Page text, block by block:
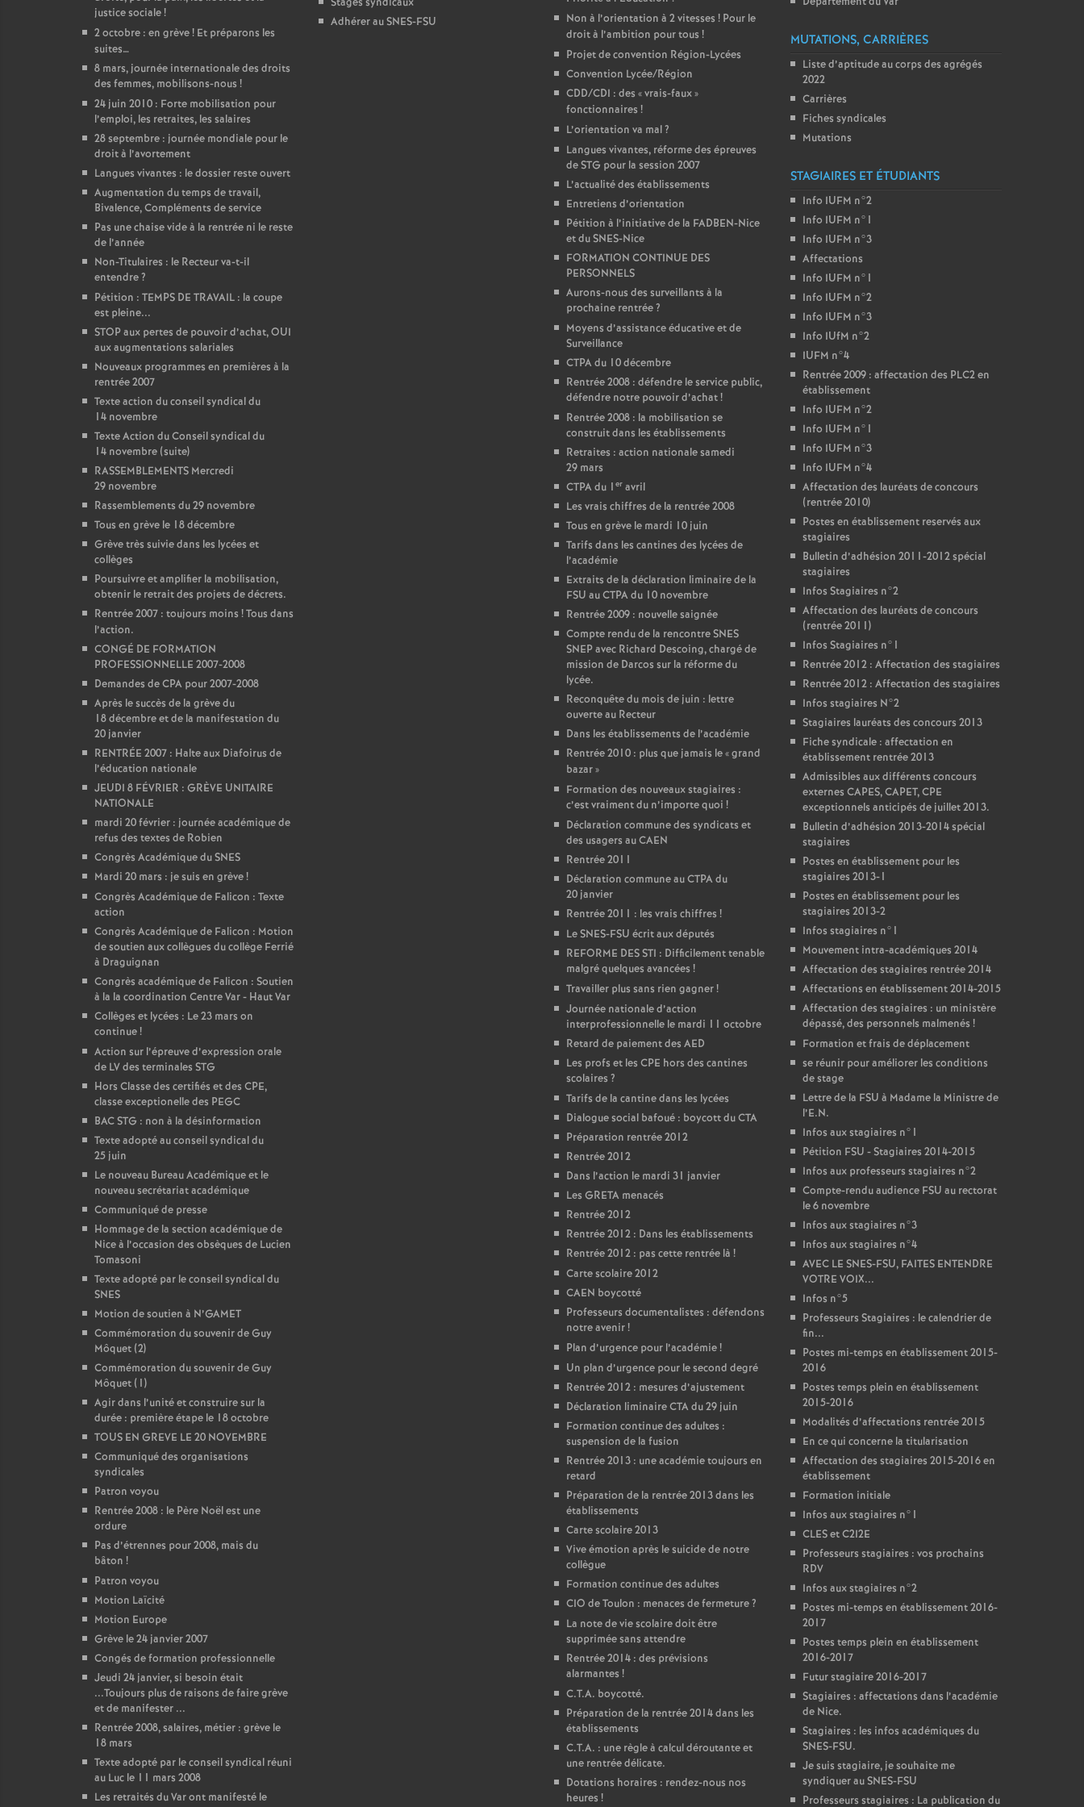
justice sociale!
2 octobre : en grève! Et préparons les
suites…
8 mars, journée internationale des droits
des femmes, mobilisons-nous !
24 juin 2010 : Forte mobilisation pour
l’emploi, les retraites, les salaires
28 septembre : journée mondiale pour le
droit à l’avortement
Langues vivantes : le dossier reste ouvert
Augmentation du temps de travail,
Bivalence, Compléments de service
Pas une chaise vide à la rentrée ni le reste
de l’année
Non-Titulaires : le Recteur va-t-il
entendre?
Pétition : TEMPS DE TRAVAIL : la coupe
est pleine...
STOP aux pertes de pouvoir d’achat, OUI
aux augmentations salariales
Nouveaux programmes en premières à la
rentrée 2007
Texte action du conseil syndical du
14 novembre
Texte Action du Conseil syndical du
14 novembre (suite)
RASSEMBLEMENTS Mercredi
29 novembre
Rassemblements du 29 novembre
Tous en grève le 18 décembre
Grève très suivie dans les lycées et
collèges
Poursuivre et amplifier la mobilisation,
obtenir le retrait des projets de décrets.
Rentrée 2007 : toujours moins ! Tous dans
l’action.
CONGÉ DE FORMATION
PROFESSIONNELLE 2007-2008
Demandes de CPA pour 2007-2008
Après le succès de la grève du
18 décembre et de la manifestation du
20 janvier
RENTRÉE 2007 : Halte aux Diafoirus de
l’éducation nationale
JEUDI 8 FÉVRIER : GRÈVE UNITAIRE
NATIONALE
mardi 20 février : journée académique de
refus des textes de Robien
Congrès Académique du SNES
Mardi 20 mars : je suis en grève!
Congrès Académique de Falicon : Texte
action
Congrès Académique de Falicon : Motion
de soutien aux collègues du collège Ferrié
à Draguignan
Congrès académique de Falicon : Soutien
à la la coordination Centre Var - Haut Var
Collèges et lycées : Le 23 mars on
continue!
Action sur l’épreuve d’expression orale
de LV des terminales STG
Hors Classe des certifiés et des CPE,
classe exceptionelle des PEGC
BAC STG : non à la désinformation
Texte adopté au conseil syndical du
25 juin
Le nouveau Bureau Académique et le
nouveau secrétariat académique
Communiqué de presse
Hommage de la section académique de
Nice à l’occasion des obsèques de Lucien
Tomasoni
Texte adopté par le conseil syndical du
SNES
Motion de soutien à N’GAMET
Commémoration du souvenir de Guy
Môquet (2)
Commémoration du souvenir de Guy
Môquet (1)
Agir dans l’unité et construire sur la
durée : première étape le 18 octobre
TOUS EN GREVE LE 20 NOVEMBRE
Communiqué des organisations
syndicales
Patron voyou
Rentrée 2008 : le Père Noël est une
ordure
Pas d’étrennes pour 2008, mais du
bâton !
Patron voyou
Motion Laïcité
Motion Europe
Grève le 24 janvier 2007
Congés de formation professionnelle
Jeudi 24 janvier, si besoin était
...Toujours plus de raisons de faire grève
et de manifester ...
Rentrée 2008, salaires, métier : grève le
18 mars
Texte adopté par le conseil syndical réuni
au Luc le 11 mars 2008
Les retraités du Var ont manifesté le
Adhérer au SNES-FSU
Non à l’orientation à 2 vitesses ! Pour le
droit à l’ambition pour tous !
Projet de convention Région-Lycées
Convention Lycée/Région
CDD/CDI : des «vrais-faux»
fonctionnaires !
L’orientation va mal?
Langues vivantes, réforme des épreuves
de STG pour la session 2007
L’actualité des établissements
Entretiens d’orientation
Pétition à l’initiative de la FADBEN-Nice
et du SNES-Nice
FORMATION CONTINUE DES
PERSONNELS
Aurons-nous des surveillants à la
prochaine rentrée?
Moyens d’assistance éducative et de
Surveillance
CTPA du 10 décembre
Rentrée 2008 : défendre le service public,
défendre notre pouvoir d’achat!
Rentrée 2008 : la mobilisation se
construit dans les établissements
Retraites : action nationale samedi
29 mars
CTPA du 1 er avril
Les vrais chiffres de la rentrée 2008
Tous en grève le mardi 10 juin
Tarifs dans les cantines des lycées de
l’académie
Extraits de la déclaration liminaire de la
FSU au CTPA du 10 novembre
Rentrée 2009 : nouvelle saignée
Compte rendu de la rencontre SNES
SNEP avec Richard Descoing, chargé de
mission de Darcos sur la réforme du
lycée.
Reconquête du mois de juin : lettre
ouverte au Recteur
Dans les établissements de l’académie
Rentrée 2010 : plus que jamais le «grand
bazar»
Formation des nouveaux stagiaires :
c’est vraiment du n’importe quoi !
Déclaration commune des syndicats et
des usagers au CAEN
Rentrée 2011
Déclaration commune au CTPA du
20 janvier
Rentrée 2011 : les vrais chiffres !
Le SNES-FSU écrit aux députés
REFORME DES STI : Difficilement tenable
malgré quelques avancées !
Travailler plus sans rien gagner!
Journée nationale d’action
interprofessionnelle le mardi 11 octobre
Retard de paiement des AED
Les profs et les CPE hors des cantines
scolaires ?
Tarifs de la cantine dans les lycées
Dialogue social bafoué : boycott du CTA
Préparation rentrée 2012
Rentrée 2012
Dans l’action le mardi 31 janvier
Les GRETA menacés
Rentrée 2012
Rentrée 2012 : Dans les établissements
Rentrée 2012 : pas cette rentrée là !
Carte scolaire 2012
CAEN boycotté
Professeurs documentalistes : défendons
notre avenir!
Plan d’urgence pour l’académie!
Un plan d’urgence pour le second degré
Rentrée 2012 : mesures d’ajustement
Déclaration liminaire CTA du 29 juin
Formation continue des adultes :
suspension de la fusion
Rentrée 2013 : une académie toujours en
retard
Préparation de la rentrée 2013 dans les
établissements
Carte scolaire 2013
Vive émotion après le suicide de notre
collègue
Formation continue des adultes
CIO de Toulon : menaces de fermeture?
La note de vie scolaire doit être
supprimée sans attendre
Rentrée 2014 : des prévisions
alarmantes !
C.T.A. boycotté.
Préparation de la rentrée 2014 dans les
établissements
C.T.A. : une règle à calcul déroutante et
une rentrée délicate.
Dotations horaires : rendez-nous nos
heures !
MUTATIONS, CARRIÈRES
Liste d’aptitude au corps des agrégés
2022
Carrières
Fiches syndicales
Mutations
STAGIAIRES ET ÉTUDIANTS
Info IUFM n°2
Info IUFM n°1
Info IUFM n°3
Affectations
Info IUFM n°1
Info IUFM n°2
Info IUFM n°3
Info IUfM n°2
IUFM n°4
Rentrée 2009 : affectation des PLC2 en
établissement
Info IUFM n°2
Info IUFM n°1
Info IUFM n°3
Info IUFM n°4
Affectation des lauréats de concours
(rentrée 2010)
Postes en établissement reservés aux
stagiaires
Bulletin d’adhésion 2011-2012 spécial
stagiaires
Infos Stagiaires n°2
Affectation des lauréats de concours
(rentrée 2011)
Infos Stagiaires n°1
Rentrée 2012 : Affectation des stagiaires
Rentrée 2012 : Affectation des stagiaires
Infos stagiaires N°2
Stagiaires lauréats des concours 2013
Fiche syndicale : affectation en
établissement rentrée 2013
Admissibles aux différents concours
externes CAPES, CAPET, CPE
exceptionnels anticipés de juillet 2013.
Bulletin d’adhésion 2013-2014 spécial
stagiaires
Postes en établissement pour les
stagiaires 2013-1
Postes en établissement pour les
stagiaires 2013-2
Infos stagiaires n°1
Mouvement intra-académiques 2014
Affectation des stagiaires rentrée 2014
Affectations en établissement 2014-2015
Affectation des stagiaires : un ministère
dépassé, des personnels malmenés !
Formation et frais de déplacement
se réunir pour améliorer les conditions
de stage
Lettre de la FSU à Madame la Ministre de
l’E.N.
Infos aux stagiaires n°1
Pétition FSU - Stagiaires 2014-2015
Infos aux professeurs stagiaires n°2
Compte-rendu audience FSU au rectorat
le 6 novembre
Infos aux stagiaires n°3
Infos aux stagiaires n°4
AVEC LE SNES-FSU, FAITES ENTENDRE
VOTRE VOIX...
Infos n°5
Professeurs Stagiaires : le calendrier de
fin...
Postes mi-temps en établissement 2015-
2016
Postes temps plein en établissement
2015-2016
Modalités d’affectations rentrée 2015
En ce qui concerne la titularisation
Affectation des stagiaires 2015-2016 en
établissement
Formation initiale
Infos aux stagiaires n°1
CLES et C2I2E
Professeurs stagiaires : vos prochains
RDV
Infos aux stagiaires n°2
Postes mi-temps en établissement 2016-
2017
Postes temps plein en établissement
2016-2017
Futur stagiaire 2016-2017
Stagiaires : affectations dans l’académie
de Nice.
Stagiaires : les infos académiques du
SNES-FSU.
Je suis stagiaire, je souhaite me
syndiquer au SNES-FSU
Professeurs stagiaires : La publication du